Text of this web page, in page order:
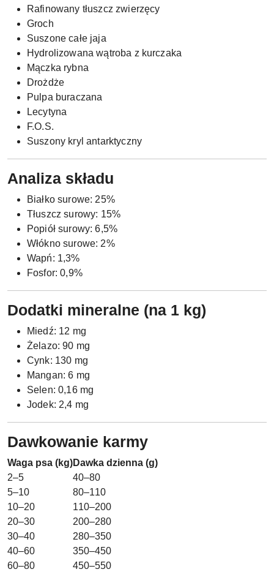
Rafinowany tłuszcz zwierzęcy
Groch
Suszone całe jaja
Hydrolizowana wątroba z kurczaka
Mączka rybna
Drożdże
Pulpa buraczana
Lecytyna
F.O.S.
Suszony kryl antarktyczny
Analiza składu
Białko surowe: 25%
Tłuszcz surowy: 15%
Popiół surowy: 6,5%
Włókno surowe: 2%
Wapń: 1,3%
Fosfor: 0,9%
Dodatki mineralne (na 1 kg)
Miedź: 12 mg
Żelazo: 90 mg
Cynk: 130 mg
Mangan: 6 mg
Selen: 0,16 mg
Jodek: 2,4 mg
Dawkowanie karmy
Waga psa (kg)Dawka dzienna (g)
2–5
40–80
5–10
80–110
10–20
110–200
20–30
200–280
30–40
280–350
40–60
350–450
60–80
450–550